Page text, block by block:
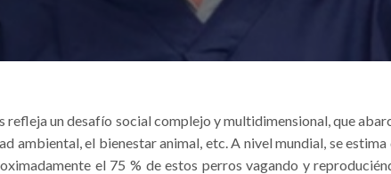
refleja un desafío social complejo y multidimensional, que
ambiental, el bienestar animal, etc. A nivel mundial, se
el 75 % de estos perros vagando y